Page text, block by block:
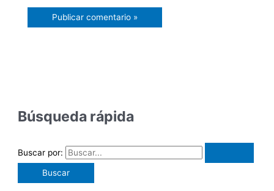
Búsqueda rápida
Buscar por: